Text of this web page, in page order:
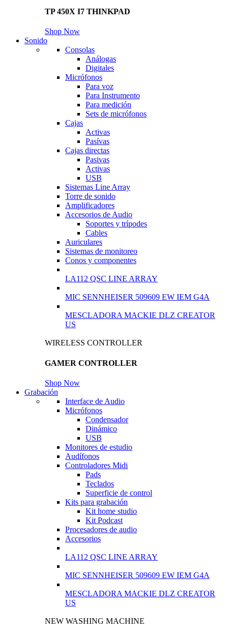
TP 450X I7 THINKPAD
Shop Now
Sonido
Consolas
Análogas
Digitales
Micrófonos
Para voz
Para Instrumento
Para medición
Sets de micrófonos
Cajas
Activas
Pasívas
Cajas directas
Pasivas
Activas
USB
Sistemas Line Array
Torre de sonido
Amplificadores
Accesorios de Audio
Soportes y trípodes
Cables
Auriculares
Sistemas de monitoreo
Conos y componentes
LA112 QSC LINE ARRAY
MIC SENNHEISER 509609 EW IEM G4A
MESCLADORA MACKIE DLZ CREATOR
US
WIRELESS CONTROLLER
GAMER CONTROLLER
Shop Now
Grabación
Interface de Audio
Micrófonos
Condensador
Dinámico
USB
Monitores de estudio
Audífonos
Controladores Midi
Pads
Teclados
Superficie de control
Kits para grabación
Kit home studio
Kit Podcast
Procesadores de audio
Accesorios
LA112 QSC LINE ARRAY
MIC SENNHEISER 509609 EW IEM G4A
MESCLADORA MACKIE DLZ CREATOR
US
NEW WASHING MACHINE